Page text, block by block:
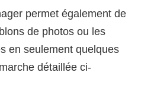
permet également de
de photos ou les
en seulement quelques
détaillée ci-